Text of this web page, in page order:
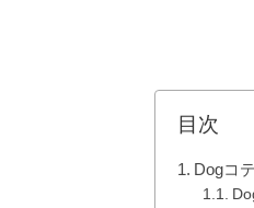
目次
Dogコ